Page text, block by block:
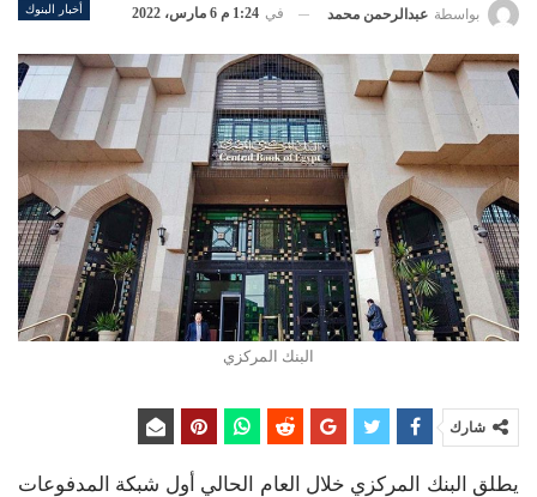
أخبار البنوك بواسطة عبدالرحمن محمد في 1:24 م 6 مارس، 2022
البنك المركزي
شارك
يطلق البنك المركزي خلال العام الحالي أول شبكة المدفوعات